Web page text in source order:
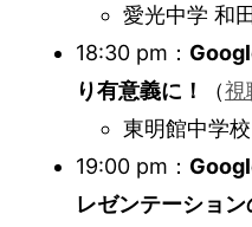
愛光中学 和
18:30 pm：
り有意義に！
（視
東明館中学
19:00 pm：
レゼンテーショ